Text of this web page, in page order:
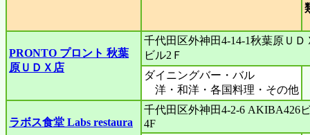
PRONTO プロント 秋葉
原ＵＤＸ店
千代田区外神田4-14-1秋葉原ＵＤ
ビル2Ｆ
ダイニングバー・バル
洋・和洋・各国料理・その他
ラボス食堂 Labs restaura
千代田区外神田4-2-6 AKIBA426
4F